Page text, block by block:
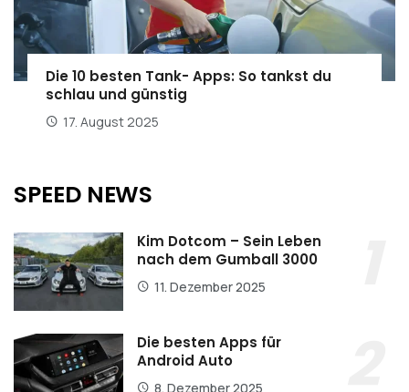
Die 10 besten Tank- Apps: So tankst du
schlau und günstig
17. August 2025
SPEED NEWS
Kim Dotcom – Sein Leben
nach dem Gumball 3000
11. Dezember 2025
Die besten Apps für
Android Auto
8. Dezember 2025